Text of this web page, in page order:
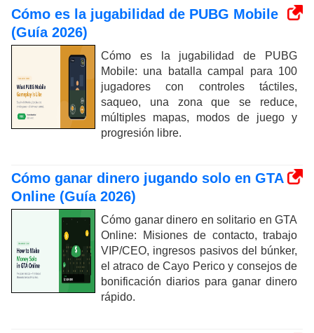
Cómo es la jugabilidad de PUBG Mobile
(Guía 2026)
Cómo es la jugabilidad de PUBG
Mobile: una batalla campal para 100
jugadores con controles táctiles,
saqueo, una zona que se reduce,
múltiples mapas, modos de juego y
progresión libre.
Cómo ganar dinero jugando solo en GTA
Online (Guía 2026)
Cómo ganar dinero en solitario en GTA
Online: Misiones de contacto, trabajo
VIP/CEO, ingresos pasivos del búnker,
el atraco de Cayo Perico y consejos de
bonificación diarios para ganar dinero
rápido.